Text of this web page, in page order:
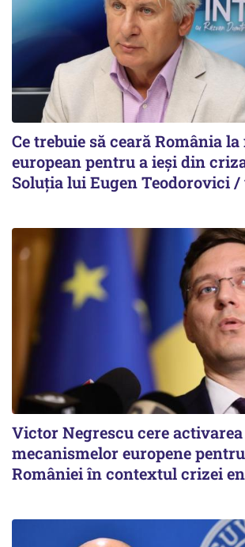
Ce trebuie să ceară România
european pentru a ieși din
Soluția lui Eugen Teodorovici /
Victor Negrescu cere activarea
mecanismelor europene
României în contextul crizei